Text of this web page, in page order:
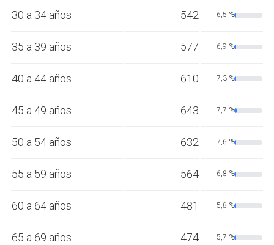
30 a 34 años 542 6,5 %
35 a 39 años 577 6,9 %
40 a 44 años 610 7,3 %
45 a 49 años 643 7,7 %
50 a 54 años 632 7,6 %
55 a 59 años 564 6,8 %
60 a 64 años 481 5,8 %
65 a 69 años 474 5,7 %